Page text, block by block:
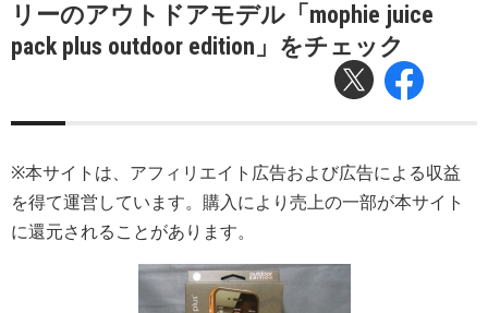
リーのアウトドアモデル「mophie juice
pack plus outdoor edition」をチェック
※本サイトは、アフィリエイト広告および広告による収益
を得て運営しています。購入により売上の一部が本サイト
に還元されることがあります。